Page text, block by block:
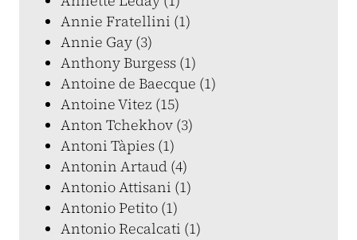
Annie Fratellini (1)
Annie Gay (3)
Anthony Burgess (1)
Antoine de Baecque (1)
Antoine Vitez (15)
Anton Tchekhov (3)
Antoni Tàpies (1)
Antonin Artaud (4)
Antonio Attisani (1)
Antonio Petito (1)
Antonio Recalcati (1)